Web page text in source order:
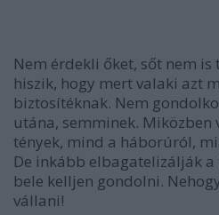
Nem érdekli őket, sőt nem is
hiszik, hogy mert valaki azt
biztosítéknak. Nem
utána, semminek. Miközben
tények, mind a háborúról,
De inkább elbagatelizálják a
bele kelljen gondolni.
vállani!